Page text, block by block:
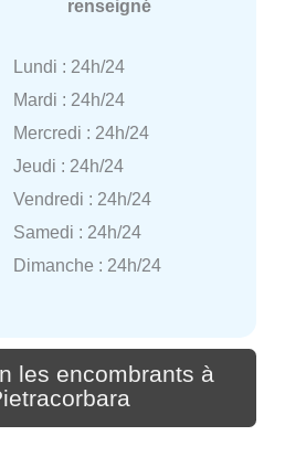
renseigné
Lundi : 24h/24
Mardi : 24h/24
Mercredi : 24h/24
Jeudi : 24h/24
Vendredi : 24h/24
Samedi : 24h/24
Dimanche : 24h/24
les encombrants à